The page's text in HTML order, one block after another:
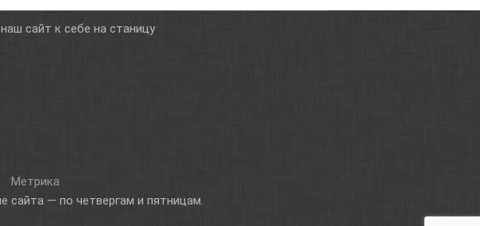
сайт к себе на станицу
Метрика
сайта — по четвергам и пятницам.